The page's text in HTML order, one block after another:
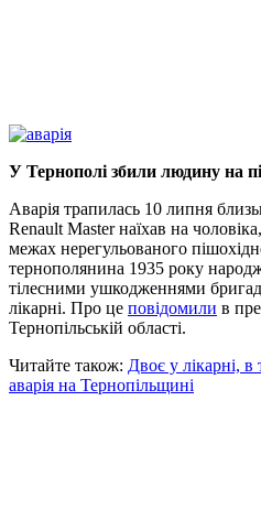
У Тернополі збили людину на
Аварія трапилась 10 липня
Renault Master наїхав на
межах нерегульованого
тернополянина 1935 року
тілесними ушкодженнями
лікарні. Про це повідомили в
Тернопільській області.
Читайте також: Двоє у лікарні,
аварія на Тернопільщині